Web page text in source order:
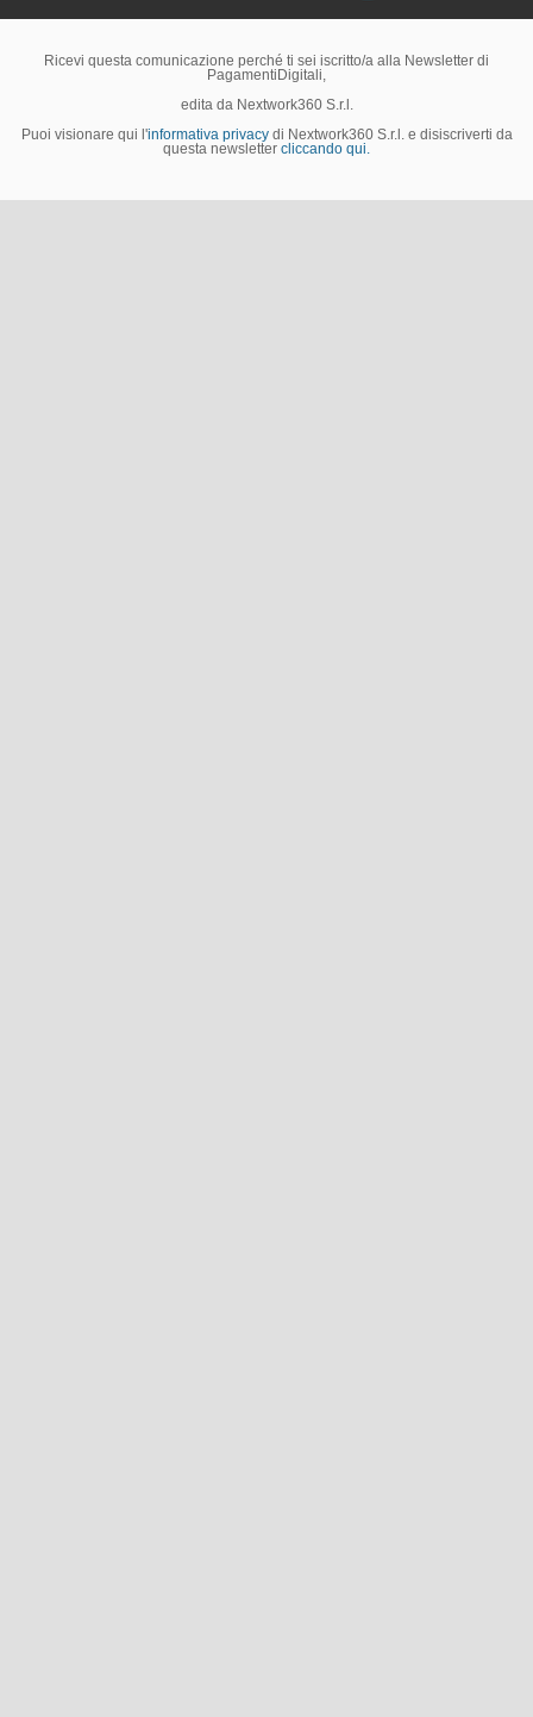
Ricevi questa comunicazione perché ti sei iscritto/a alla Newsletter di
PagamentiDigitali,
edita da Nextwork360 S.r.l.
Puoi visionare qui l'informativa privacydi Nextwork360 S.r.l. e disiscriverti da
questa newsletter cliccando qui.